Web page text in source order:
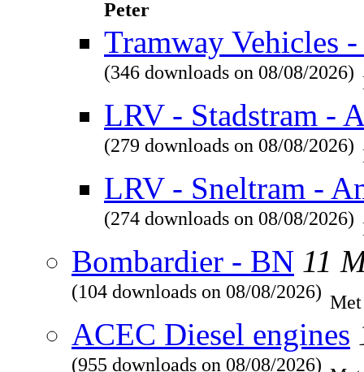
Peter
Tramway Vehicles
(346 downloads on 08/08/2026)
LRV - Stadstram -
(279 downloads on 08/08/2026)
LRV - Sneltram -
(274 downloads on 08/08/2026)
Bombardier - BN 11
(104 downloads on 08/08/2026)
ACEC Diesel engines